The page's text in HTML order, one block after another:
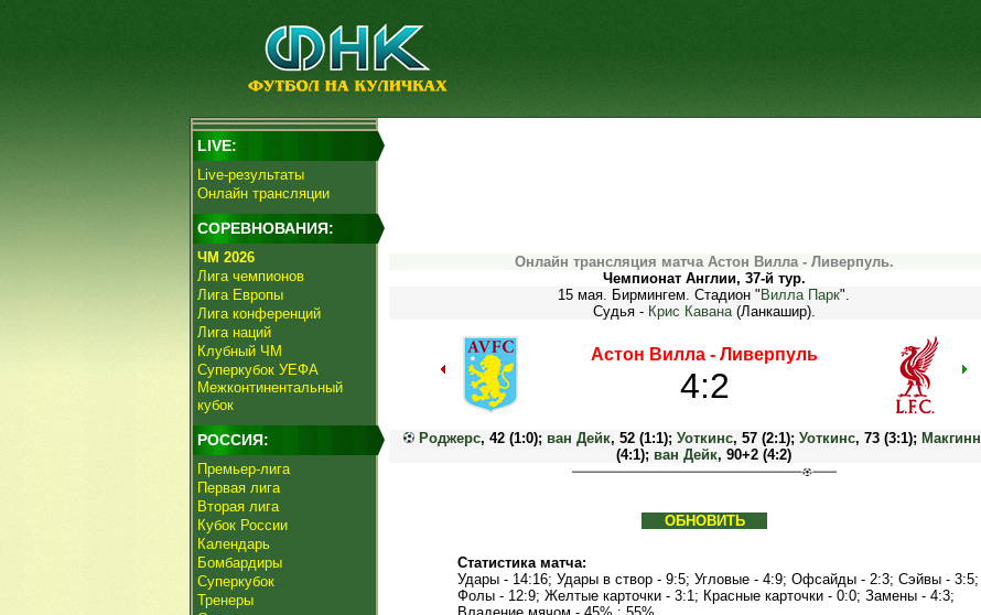
LIVE:
Live-результаты
Онлайн трансляции
СОРЕВНОВАНИЯ:
ЧМ 2026
Лига чемпионов
Лига Европы
Лига конференций
Лига наций
Клубный ЧМ
Суперкубок УЕФА
Межконтинентальный
кубок
РОССИЯ:
Премьер-лига
Первая лига
Вторая лига
Кубок России
Календарь
Бомбардиры
Суперкубок
Тренеры
Онлайн трансляция матча Астон Вилла - Ливерпуль.
Чемпионат Англии, 37-й тур.
15 мая. Бирмингем. Стадион " Вилла Парк".
Судья - Крис Кавана(Ланкашир).
Астон Вилла - Ливерпуль
4:2
Роджерс, 42 (1:0); ван Дейк, 52 (1:1); Уоткинс, 57 (2:1); Уоткинс, 73 (3:1); Макгинн
(4:1); ван Дейк, 90+2 (4:2)
ОБНОВИТЬ
Статистика матча:
Удары - 14:16; Удары в створ - 9:5; Угловые - 4:9; Офсайды - 2:3; Сэйвы - 3:5;
Фолы - 12:9; Желтые карточки - 3:1; Красные карточки - 0:0; Замены - 4:3;